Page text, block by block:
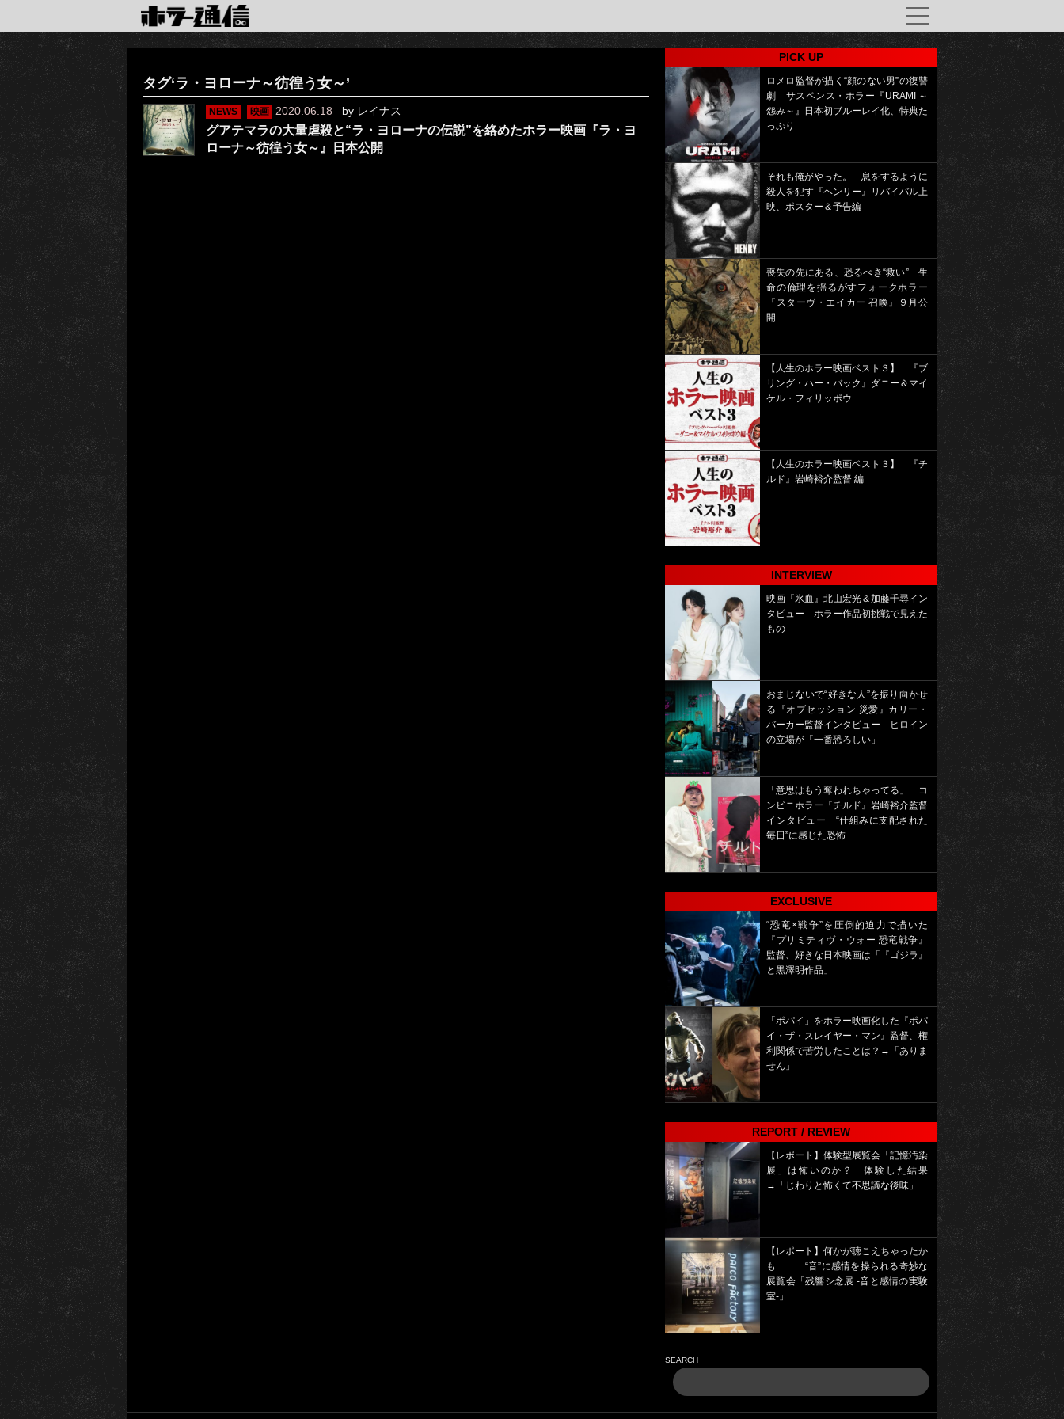
タグ‘ラ・ヨローナ～彷徨う女～’
NEWS 映画 2020.06.18 by レイナス
グアテマラの大量虐殺と“ラ・ヨローナの伝説”を絡めたホラー映画『ラ・ヨ
ローナ～彷徨う女～』日本公開
PICK UP
ロメロ監督が描く“顔のない男”の復讐
劇 サスペンス・ホラー『URAMI ～
怨み～』日本初ブルーレイ化、特典た
っぷり
それも俺がやった。 息をするように
殺人を犯す『ヘンリー』リバイバル上
映、ポスター＆予告編
喪失の先にある、恐るべき“救い” 生
命の倫理を揺るがすフォークホラー
『スターヴ・エイカー 召喚』９月公
開
【人生のホラー映画ベスト３】 『ブ
リング・ハー・バック』ダニー＆マイ
ケル・フィリッポウ
【人生のホラー映画ベスト３】 『チ
ルド』岩崎裕介監督 編
INTERVIEW
映画『氷血』北山宏光＆加藤千尋イン
タビュー ホラー作品初挑戦で見えた
もの
おまじないで“好きな人”を振り向かせ
る『オブセッション 災愛』カリー・
バーカー監督インタビュー ヒロイン
の立場が「一番恐ろしい」
「意思はもう奪われちゃってる」 コ
ンビニホラー『チルド』岩崎裕介監督
インタビュー “仕組みに支配された
毎日”に感じた恐怖
EXCLUSIVE
“恐竜×戦争”を圧倒的迫力で描いた
『プリミティヴ・ウォー 恐竜戦争』
監督、好きな日本映画は「『ゴジラ』
と黒澤明作品」
「ポパイ」をホラー映画化した『ポパ
イ・ザ・スレイヤー・マン』監督、権
利関係で苦労したことは？→「ありま
せん」
REPORT / REVIEW
【レポート】体験型展覧会「記憶汚染
展」は怖いのか？ 体験した結果
→「じわりと怖くて不思議な後味」
【レポート】何かが聴こえちゃったか
も…… “音”に感情を操られる奇妙な
展覧会「残響シ念展 -⾳と感情の実験
室-」
SEARCH